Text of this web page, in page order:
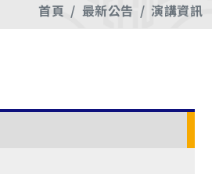
首頁 最新公告 演講資訊